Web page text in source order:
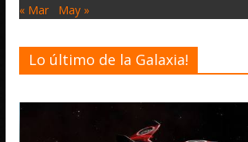
« Mar May »
Lo último de la Galaxia!